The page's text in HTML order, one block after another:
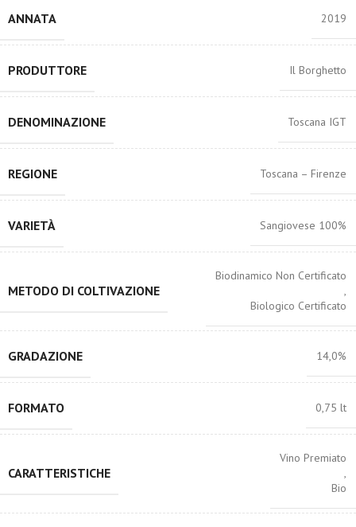
ANNATA 2019
PRODUTTORE Il Borghetto
DENOMINAZIONE Toscana IGT
REGIONE Toscana – Firenze
VARIETÀ Sangiovese 100%
METODO DI COLTIVAZIONE
Biodinamico Non Certificato
,
Biologico Certificato
GRADAZIONE 14,0%
FORMATO 0,75 lt
CARATTERISTICHE
Vino Premiato
,
Bio